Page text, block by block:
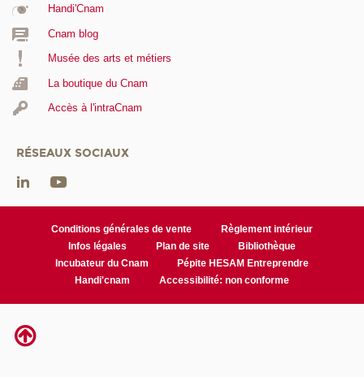
Handi'Cnam
Cnam blog
Musée des arts et métiers
La boutique du Cnam
Accès à l'intraCnam
RÉSEAUX SOCIAUX
Conditions générales de vente
Règlement intérieur
Infos légales
Plan de site
Bibliothèque
Incubateur du Cnam
Pépite HESAM Entreprendre
Handi'cnam
Accessibilité: non conforme